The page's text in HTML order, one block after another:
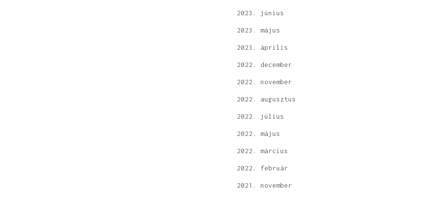
2023. június
2023. május
2023. április
2022. december
2022. november
2022. augusztus
2022. július
2022. május
2022. március
2022. február
2021. november